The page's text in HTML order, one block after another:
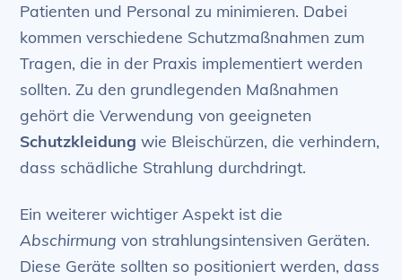
Patienten und Personal zu minimieren. Dabei
kommen verschiedene Schutzmaßnahmen zum
Tragen, die in der Praxis implementiert werden
sollten. Zu den grundlegenden Maßnahmen
gehört die Verwendung von geeigneten
Schutzkleidung wie Bleischürzen, die verhindern,
dass schädliche Strahlung durchdringt.
Ein weiterer wichtiger Aspekt ist die
Abschirmung von strahlungsintensiven Geräten.
Diese Geräte sollten so positioniert werden, dass